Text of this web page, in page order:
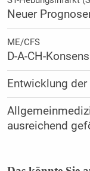
Neuer
ME/CFS
D-A-CH-
Entwicklung
ausreichend